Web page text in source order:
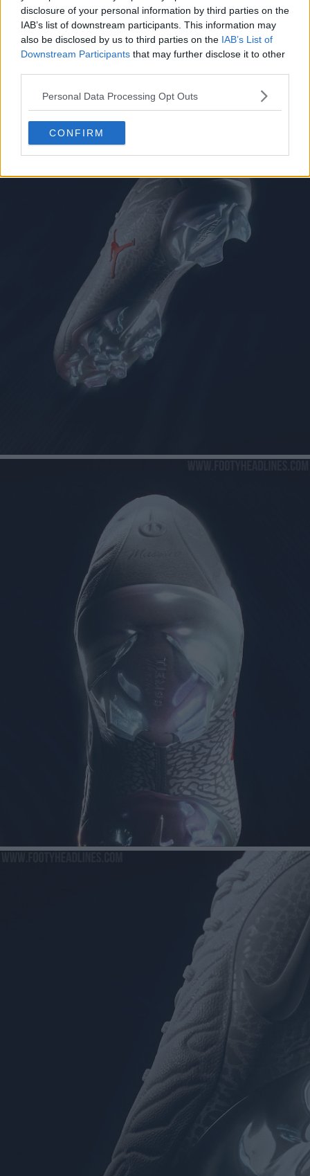
disclosure of your personal information by third parties on the
IAB’s list of downstream participants. This information may
also be disclosed by us to third parties on the IAB’s List of
Downstream Participants that may further disclose it to other
Personal Data Processing Opt Outs
CONFIRM